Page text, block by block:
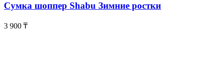
Сумка шоппер Shabu Зимние ростки
3 900 ₸